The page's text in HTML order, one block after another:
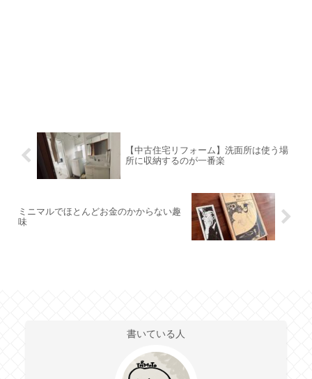
【中古住宅リフォーム】洗面所は使う場
所に収納するのが一番楽
ミニマルでほとんどお金のかからない趣
味
書いている人